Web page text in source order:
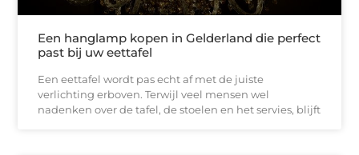
Een hanglamp kopen in Gelderland die perfect
past bij uw eettafel
Een eettafel wordt pas echt af met de juiste
verlichting erboven. Terwijl veel mensen wel
nadenken over de tafel, de stoelen en het servies, blijft